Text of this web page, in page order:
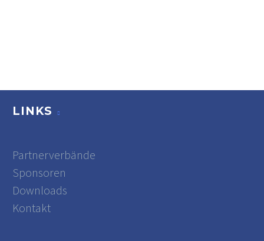
LINKS
Partnerverbände
Sponsoren
Downloads
Kontakt